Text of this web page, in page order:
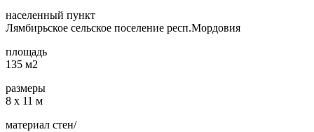
населенный пункт
Лямбирьское сельское поселение респ.Мордовия
площадь
135 м2
размеры
8 х 11 м
материал стен/